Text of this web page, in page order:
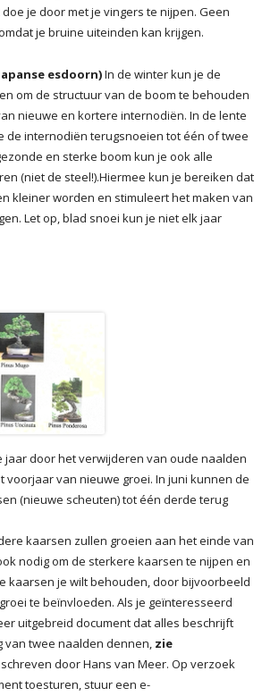
je door met je vingers te nijpen. Geen
je bruine uiteinden kan krijgen.
esdoorn)In de winter kun je de
om de structuur van de boom te behouden
nieuwe en kortere internodiën. In de lente
de internodiën terugsnoeien tot één of twee
en sterke boom kun je ook alle
(niet de steel!).Hiermee kun je bereiken dat
kleiner worden en stimuleert het maken van
Let op, blad snoei kun je niet elk jaar
jaar door het verwijderen van oude naalden
voorjaar van nieuwe groei. In juni kunnen de
(nieuwe scheuten) tot één derde terug
kaarsen zullen groeien aan het einde van
nodig om de sterkere kaarsen te nijpen en
kaarsen je wilt behouden, door bijvoorbeeld
te beïnvloeden. Als je geïnteresseerd
uitgebreid document dat alles beschrijft
van twee naalden dennen, zie
door Hans van Meer. Op verzoek
toesturen, stuur een e-